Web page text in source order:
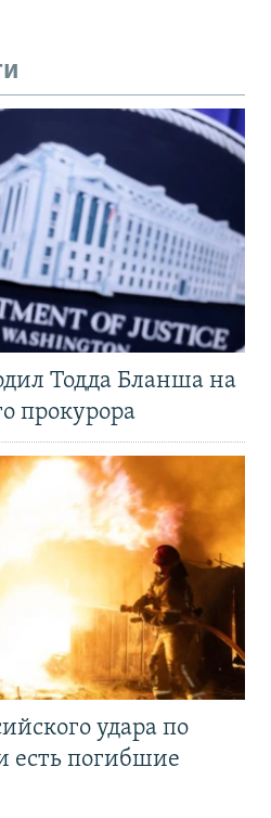
Тодда Бланша на
прокурора
удара по
есть погибшие